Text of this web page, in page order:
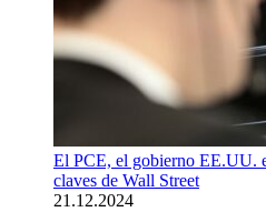
El PCE, el gobierno EE.UU.
claves de Wall Street
21.12.2024